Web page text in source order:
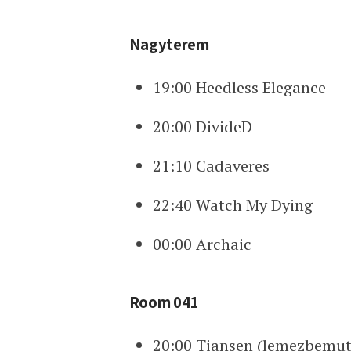
Nagyterem
19:00 Heedless Elegance
20:00 DivideD
21:10 Cadaveres
22:40 Watch My Dying
00:00 Archaic
Room 041
20:00 Tiansen